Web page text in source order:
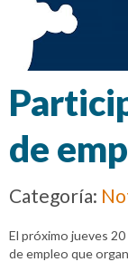
de
Categoría:
El próximo jueves
de empleo que